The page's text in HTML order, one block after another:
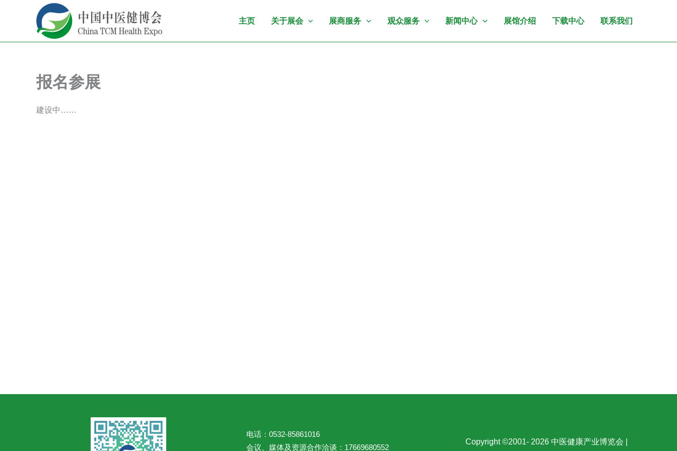
容
主页 关于展会 展商服务 观众服务 新闻中心 展馆介绍 下载中心 联系我们
报名参展
建设中……
电话：0532-85861016
会议、媒体及资源合作洽谈：17669680552
Copyright ©2001- 2026 中医健康产业博览会 |